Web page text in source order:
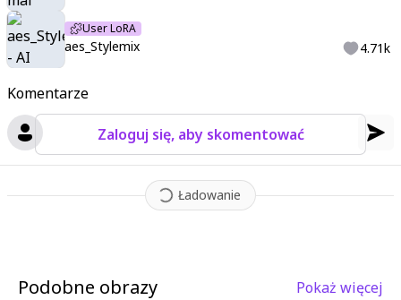
Komentarze
Zaloguj się, aby skomentować
Ładowanie
User LoRA
aes_Stylemix 4.71k
Podobne obrazy Pokaż więcej